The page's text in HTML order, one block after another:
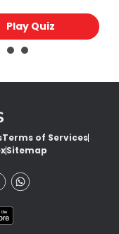
Play Quiz
Terms of Services
Sitemap